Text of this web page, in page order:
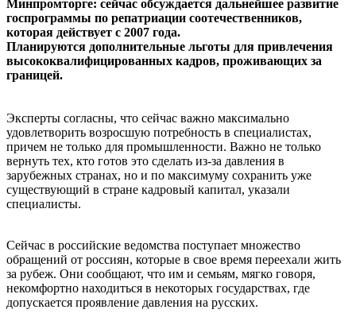
Минпромторге: сейчас обсуждается дальнейшее развитие
госпрограммы по репатриации соотечественников,
которая действует с 2007 года.
Планируются дополнительные льготы для привлечения
высококвалифицированных кадров, проживающих за
границей.
Эксперты согласны, что сейчас важно максимально
удовлетворить возросшую потребность в специалистах,
причем не только для промышленности. Важно не только
вернуть тех, кто готов это сделать из-за давления в
зарубежных странах, но и по максимуму сохранить уже
существующий в стране кадровый капитал, указали
специалисты.
Сейчас в российские ведомства поступает множество
обращений от россиян, которые в свое время переехали жить
за рубеж. Они сообщают, что им и семьям, мягко говоря,
некомфортно находиться в некоторых государствах, где
допускается проявление давления на русских.